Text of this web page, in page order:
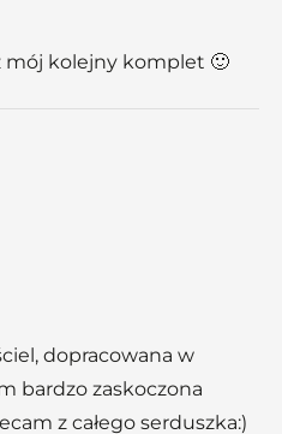
mój kolejny komplet 🙂
dopracowana w
bardzo zaskoczona
z całego serduszka:)